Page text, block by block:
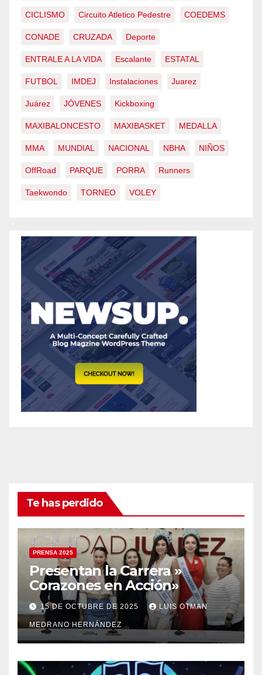
CICLISMO Circuito Atletico Pedestre COEDEMS
CONADE CRUZADA Deporte
ENTRALE A LA VIDA Escalante ESTATAL
FUTBOL IMDEJ Instalaciones Juarez
Juárez JÓVENES Kickboxing
MAXIBALONCESTO MAXIBASKET MEDALLA
MMA MUNDIAL NACIONAL NBHA NIÑOS
OffRoad PARQUE PORRA Runners
Taekwondo TORNEO VOLEY
Te has perdido
PRENSA 2025
Presentan la Carrera »
Corazones en Acción»
15 DE OCTUBRE DE 2025 LUIS OTMAN
MEDRANO HERNÁNDEZ